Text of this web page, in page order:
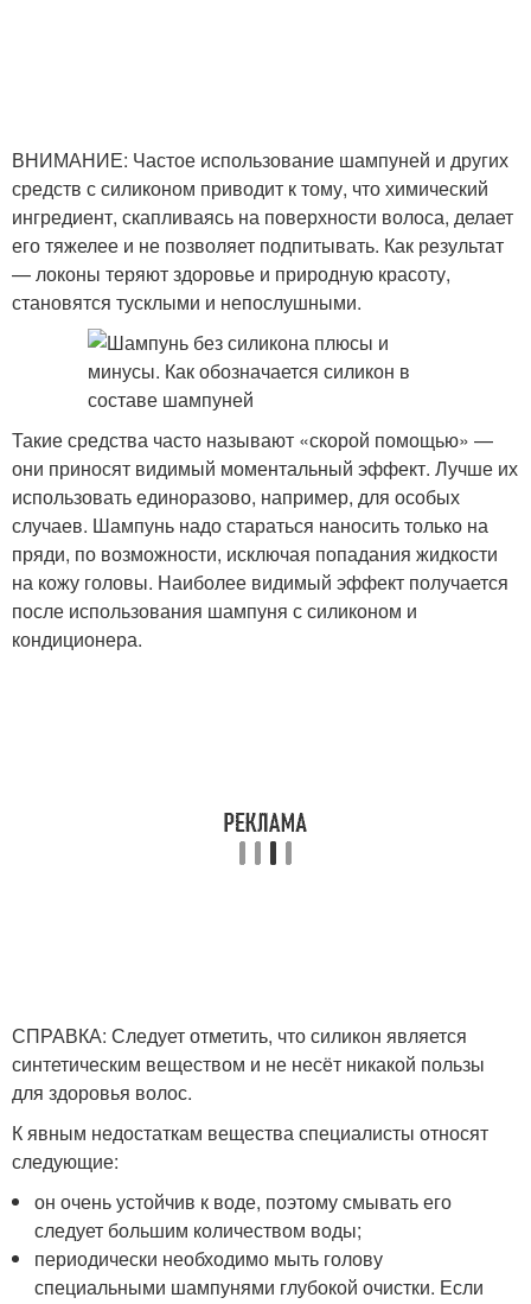
ВНИМАНИЕ: Частое использование шампуней и других
средств с силиконом приводит к тому, что химический
ингредиент, скапливаясь на поверхности волоса, делает
его тяжелее и не позволяет подпитывать. Как результат
— локоны теряют здоровье и природную красоту,
становятся тусклыми и непослушными.
Такие средства часто называют «скорой помощью» —
они приносят видимый моментальный эффект. Лучше их
использовать единоразово, например, для особых
случаев. Шампунь надо стараться наносить только на
пряди, по возможности, исключая попадания жидкости
на кожу головы. Наиболее видимый эффект получается
после использования шампуня с силиконом и
кондиционера.
СПРАВКА: Следует отметить, что силикон является
синтетическим веществом и не несёт никакой пользы
для здоровья волос.
К явным недостаткам вещества специалисты относят
следующие:
он очень устойчив к воде, поэтому смывать его
следует большим количеством воды;
периодически необходимо мыть голову
специальными шампунями глубокой очистки. Если